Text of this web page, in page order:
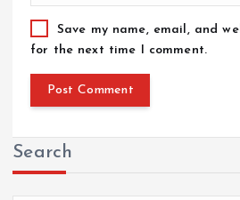
Save my name, email, and
for the next time I comment.
Search